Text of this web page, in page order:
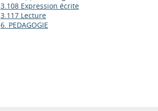
3.108 Expression écrite
3.117 Lecture
6. PEDAGOGIE